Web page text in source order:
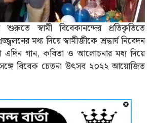
শুরুতে স্বামী বিবেকানন্দের প্রতিকৃতিতে
মধ্য দিয়ে স্বামীজীকে শ্রদ্ধার্ঘ নিবেদন
এদিন গান, কবিতা ও আলোচনার মধ্য দিয়ে
সঙ্গে বিবেক চেতনা উৎসব ২০২২ আয়োজিত